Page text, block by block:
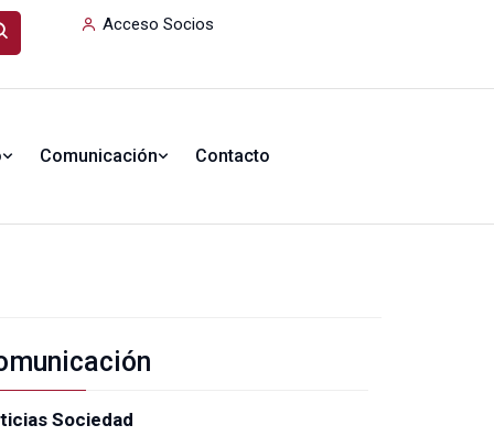
Acceso Socios
Comunicación Contacto
Sociedad